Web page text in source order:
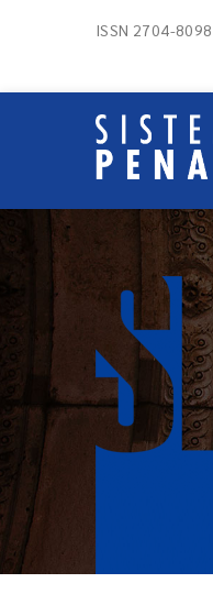
ISSN 2704-8098